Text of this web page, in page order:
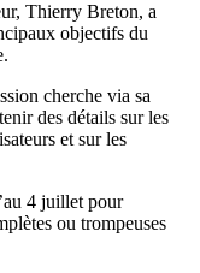
Thierry Breton, a
objectifs du
cherche via sa
des détails sur les
et sur les
4 juillet pour
ou trompeuses